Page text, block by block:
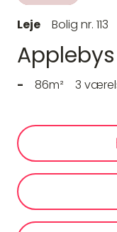
Leje Bolig nr. 113
Applebys
- 86m² 3